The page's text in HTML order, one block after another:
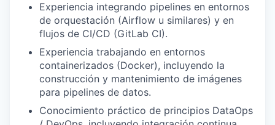
Experiencia integrando pipelines en entornos
de orquestación (Airflow u similares) y en
flujos de CI/CD (GitLab CI).
Experiencia trabajando en entornos
containerizados (Docker), incluyendo la
construcción y mantenimiento de imágenes
para pipelines de datos.
Conocimiento práctico de principios DataOps